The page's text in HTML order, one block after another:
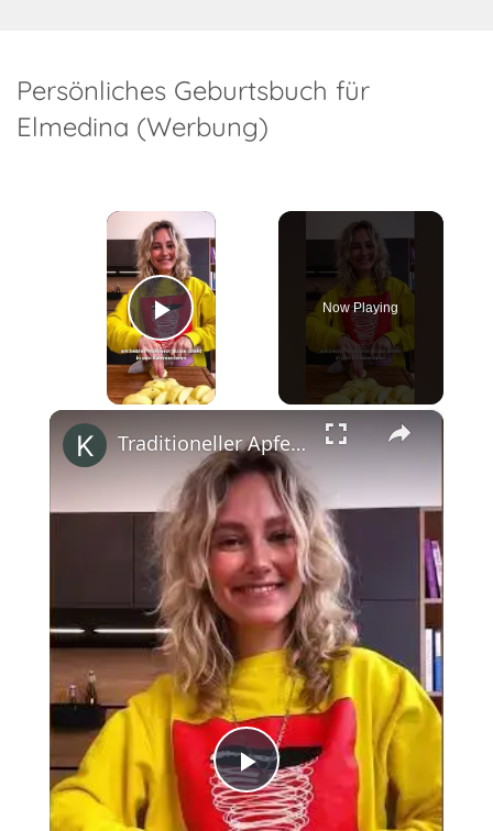
Persönliches Geburtsbuch für
Elmedina (Werbung)
×
Play Video
Now Playing
×
Play
Traditioneller Apfelkuchen mit Streuseln #shorts